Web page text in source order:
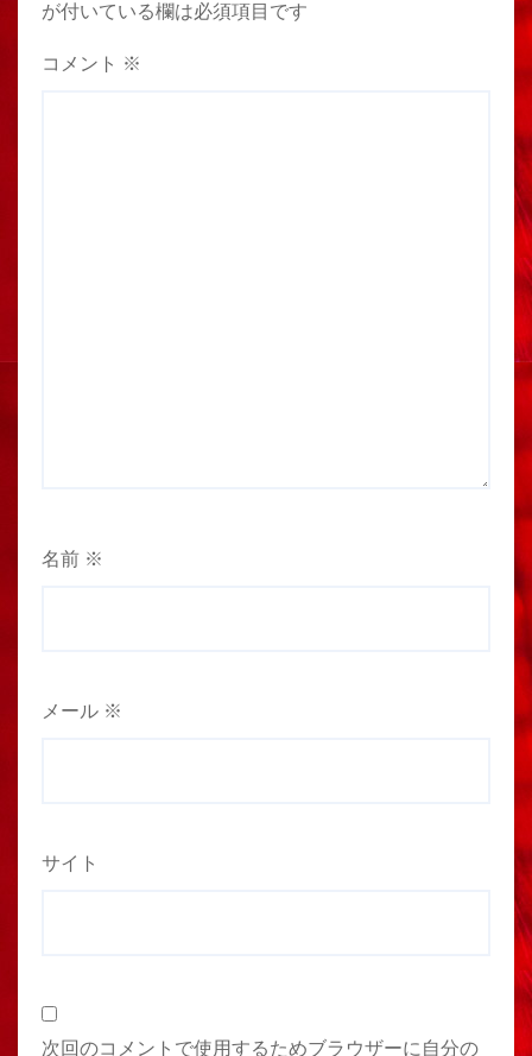
が付いている欄は必須項目です
コメント ※
名前 ※
メール ※
サイト
次回のコメントで使用するためブラウザーに自分の